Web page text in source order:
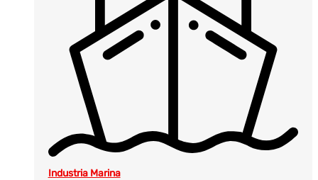
Industria Marina